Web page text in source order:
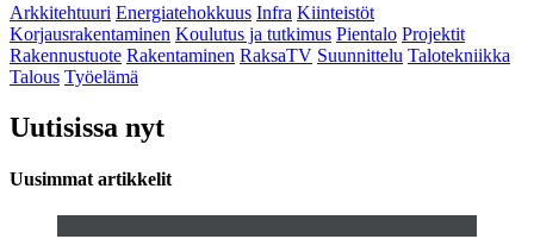
Arkkitehtuuri Energiatehokkuus Infra Kiinteistöt
Korjausrakentaminen Koulutus ja tutkimus Pientalo Projektit
Rakennustuote Rakentaminen RaksaTV Suunnittelu Talotekniikka
Talous Työelämä
Uutisissa nyt
Uusimmat artikkelit